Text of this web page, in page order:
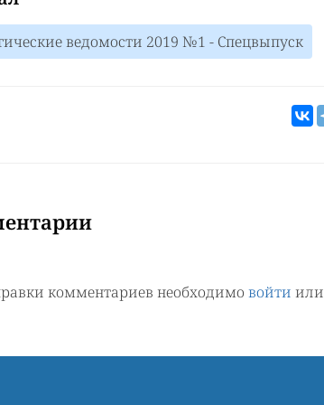
ведомости 2019 №1 - Спецвыпуск
комментариев необходимо войти или